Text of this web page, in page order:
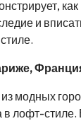
и
модных
в лофт-